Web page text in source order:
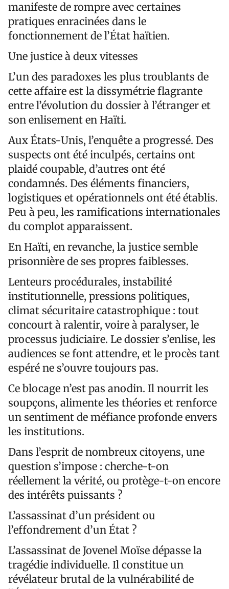
manifeste de rompre avec certaines
pratiques enracinées dans le
fonctionnement de l’État haïtien.
Une justice à deux vitesses
L’un des paradoxes les plus troublants de
cette affaire est la dissymétrie flagrante
entre l’évolution du dossier à l’étranger et
son enlisement en Haïti.
Aux États-Unis, l’enquête a progressé. Des
suspects ont été inculpés, certains ont
plaidé coupable, d’autres ont été
condamnés. Des éléments financiers,
logistiques et opérationnels ont été établis.
Peu à peu, les ramifications internationales
du complot apparaissent.
En Haïti, en revanche, la justice semble
prisonnière de ses propres faiblesses.
Lenteurs procédurales, instabilité
institutionnelle, pressions politiques,
climat sécuritaire catastrophique : tout
concourt à ralentir, voire à paralyser, le
processus judiciaire. Le dossier s’enlise, les
audiences se font attendre, et le procès tant
espéré ne s’ouvre toujours pas.
Ce blocage n’est pas anodin. Il nourrit les
soupçons, alimente les théories et renforce
un sentiment de méfiance profonde envers
les institutions.
Dans l’esprit de nombreux citoyens, une
question s’impose : cherche-t-on
réellement la vérité, ou protège-t-on encore
des intérêts puissants ?
L’assassinat d’un président ou
l’effondrement d’un État ?
L’assassinat de Jovenel Moïse dépasse la
tragédie individuelle. Il constitue un
révélateur brutal de la vulnérabilité de